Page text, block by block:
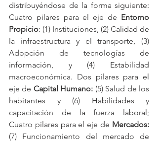
distribuyéndose de la forma siguiente:
Cuatro pilares para el eje de Entorno
Propicio: (1) Instituciones, (2) Calidad de
la infraestructura y el transporte, (3)
Adopción de tecnologías de
información, y (4) Estabilidad
macroeconómica. Dos pilares para el
eje de Capital Humano: (5) Salud de los
habitantes y (6) Habilidades y
capacitación de la fuerza laboral;
Cuatro pilares para el eje de Mercados:
(7) Funcionamiento del mercado de